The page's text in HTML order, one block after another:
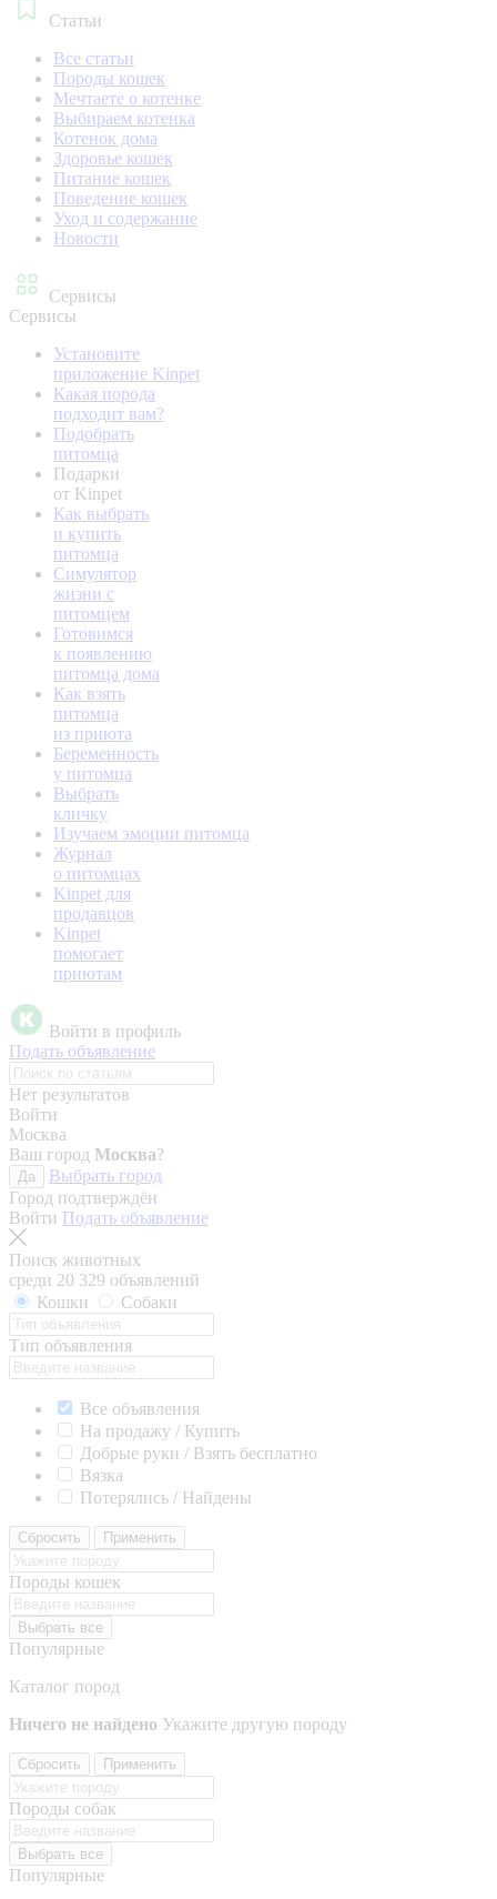
Статьи
Все статьи
Породы кошек
Мечтаете о котенке
Выбираем котенка
Котенок дома
Здоровье кошек
Питание кошек
Поведение кошек
Уход и содержание
Новости
Сервисы
Сервисы
Установите
приложение Kinpet
Какая порода
подходит вам?
Подобрать
питомца
Подарки
от Kinpet
Как выбрать
и купить
питомца
Симулятор
жизни с
питомцем
Готовимся
к появлению
питомца дома
Как взять
питомца
из приюта
Беременность
у питомца
Выбрать
кличку
Изучаем эмоции питомца
Журнал
о питомцах
Kinpet для
продавцов
Kinpet
помогает
приютам
Войти в профиль
Подать объявление
Нет результатов
Войти
Москва
Ваш город Москва?
Да
Выбрать город
Город подтверждён
Войти Подать объявление
Поиск животных
среди 20 329 объявлений
Кошки
Собаки
Тип объявления
Все объявления
На продажу / Купить
Добрые руки / Взять бесплатно
Вязка
Потерялись / Найдены
Сбросить Применить
Породы кошек
Выбрать все
Популярные
Каталог пород
Ничего не найдено Укажите другую породу
Сбросить Применить
Породы собак
Выбрать все
Популярные